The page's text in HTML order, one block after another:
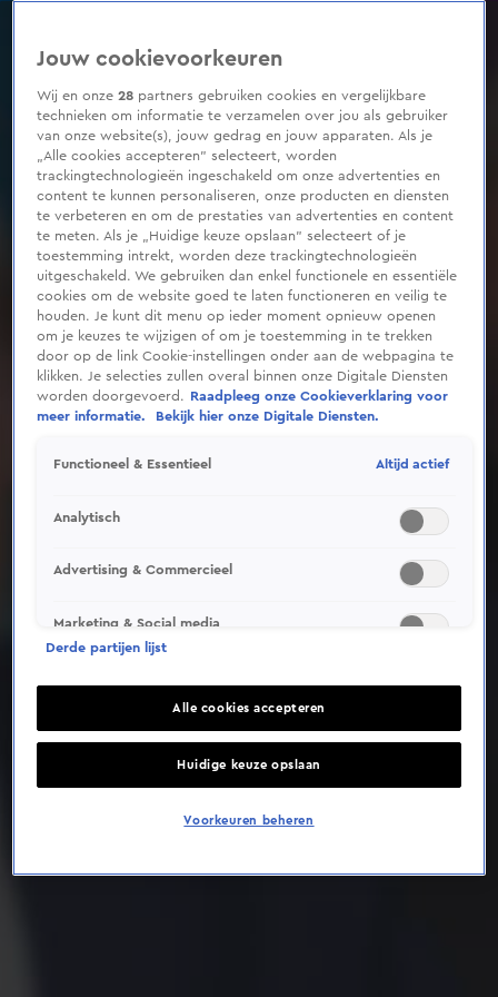
0
seconds
Deze video is niet beschikbaar op je huidige locatie
Jouw cookievoorkeuren
Wij en onze28 partners gebruiken cookies en vergelijkbare
technieken om informatie te verzamelen over jou als gebruiker
van onze website(s), jouw gedrag en jouw apparaten. Als je
„Alle cookies accepteren” selecteert, worden
trackingtechnologieën ingeschakeld om onze advertenties en
content te kunnen personaliseren, onze producten en diensten
te verbeteren en om de prestaties van advertenties en content
te meten. Als je „Huidige keuze opslaan” selecteert of je
toestemming intrekt, worden deze trackingtechnologieën
uitgeschakeld. We gebruiken dan enkel functionele en essentiële
cookies om de website goed te laten functioneren en veilig te
houden. Je kunt dit menu op ieder moment opnieuw openen
om je keuzes te wijzigen of om je toestemming in te trekken
door op de link Cookie-instellingen onder aan de webpagina te
klikken. Je selecties zullen overal binnen onze Digitale Diensten
worden doorgevoerd.
Raadpleeg onze Cookieverklaring voor
meer informatie.
Bekijk hier onze Digitale Diensten.
Functioneel & Essentieel Altijd actief
Analytisch
Advertising & Commercieel
Marketing & Social media
Derde partijen lijst
Alle cookies accepteren
Huidige keuze opslaan
Voorkeuren beheren